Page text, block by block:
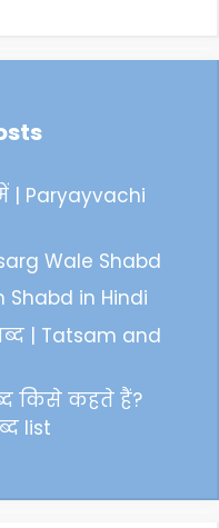
में | Paryayvachi
Wale Shabd
in Hindi
| Tatsam and
किसे कहते हैं?
list